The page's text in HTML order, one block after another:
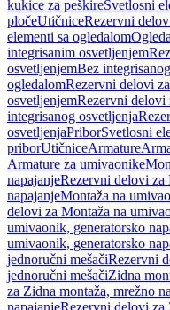
kukice za peškireSvetlosni
pločeUtičniceRezervni
elementi sa ogledalom
integrisanim osvetljenjem
osvetljenjemBez
ogledalomRezervni delovi
osvetljenjemRezervni delovi
integrisanog osvetljenja
osvetljenjaPriborSvetlosni
priborUtičniceArmature
Armature za umivaonike
napajanjeRezervni delovi za
napajanjeMontaža na
delovi za Montaža na
umivaonik, generatorsko
umivaonik, generatorsko
jednoručni mešačiRezervni
jednoručni mešačiZidna
za Zidna montaža, mrežno
napajanjeRezervni delovi za